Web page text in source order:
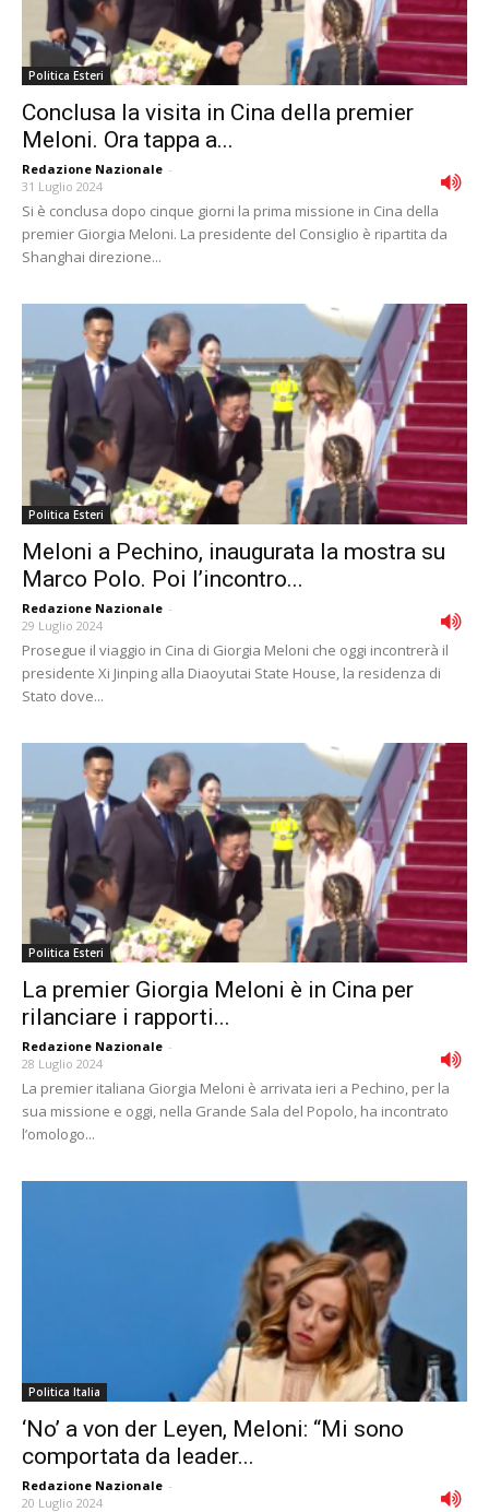
Politica Esteri
Conclusa la visita in Cina della premier
Meloni. Ora tappa a...
Redazione Nazionale -
31 Luglio 2024
Si è conclusa dopo cinque giorni la prima missione in Cina della
premier Giorgia Meloni. La presidente del Consiglio è ripartita da
Shanghai direzione...
Politica Esteri
Meloni a Pechino, inaugurata la mostra su
Marco Polo. Poi l’incontro...
Redazione Nazionale -
29 Luglio 2024
Prosegue il viaggio in Cina di Giorgia Meloni che oggi incontrerà il
presidente Xi Jinping alla Diaoyutai State House, la residenza di
Stato dove...
Politica Esteri
La premier Giorgia Meloni è in Cina per
rilanciare i rapporti...
Redazione Nazionale -
28 Luglio 2024
La premier italiana Giorgia Meloni è arrivata ieri a Pechino, per la
sua missione e oggi, nella Grande Sala del Popolo, ha incontrato
l’omologo...
Politica Italia
‘No’ a von der Leyen, Meloni: “Mi sono
comportata da leader...
Redazione Nazionale -
20 Luglio 2024